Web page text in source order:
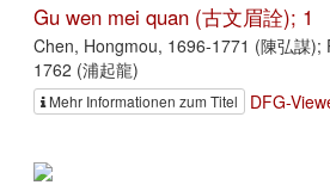
Gu wen mei quan (古文眉詮); 1
Chen, Hongmou, 1696-1771 (陳弘謀);
1762 (浦起龍)
Mehr Informationen zum Titel DFG-